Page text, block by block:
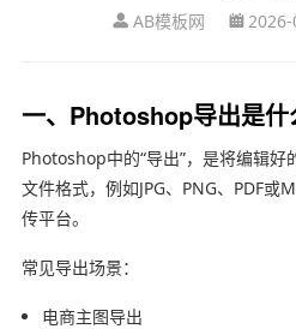
AB模板网
一、Photoshop导出是什
Photoshop中的“导出”，是将编辑
文件格式，例如JPG、PNG、PDF或
传平台。
常见导出场景：
电商主图导出